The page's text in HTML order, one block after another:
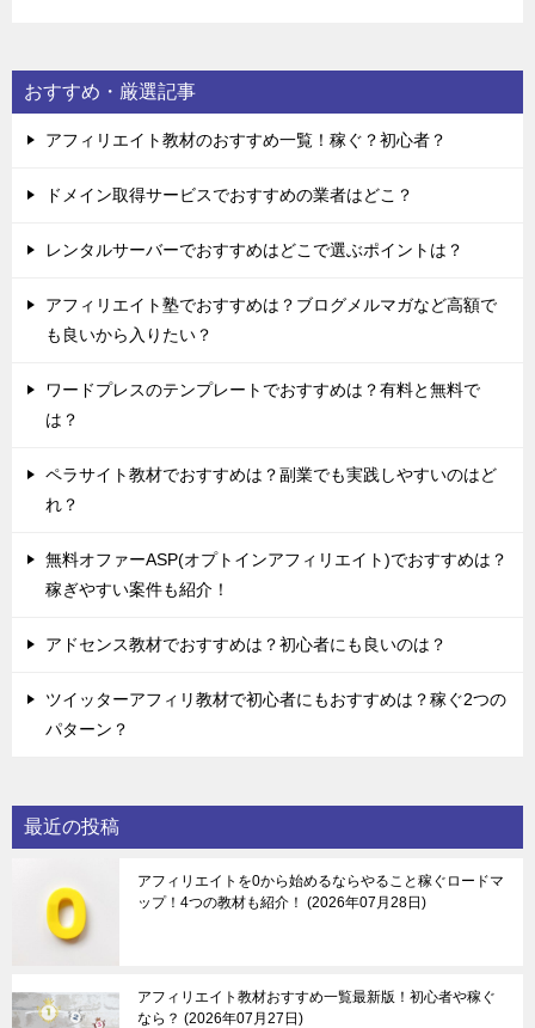
おすすめ・厳選記事
アフィリエイト教材のおすすめ一覧！稼ぐ？初心者？
ドメイン取得サービスでおすすめの業者はどこ？
レンタルサーバーでおすすめはどこで選ぶポイントは？
アフィリエイト塾でおすすめは？ブログメルマガなど高額で
も良いから入りたい？
ワードプレスのテンプレートでおすすめは？有料と無料で
は？
ペラサイト教材でおすすめは？副業でも実践しやすいのはど
れ？
無料オファーASP(オプトインアフィリエイト)でおすすめは？
稼ぎやすい案件も紹介！
アドセンス教材でおすすめは？初心者にも良いのは？
ツイッターアフィリ教材で初心者にもおすすめは？稼ぐ2つの
パターン？
最近の投稿
アフィリエイトを0から始めるならやること稼ぐロードマ
ップ！4つの教材も紹介！
2026年07月28日
アフィリエイト教材おすすめ一覧最新版！初心者や稼ぐ
なら？
2026年07月27日